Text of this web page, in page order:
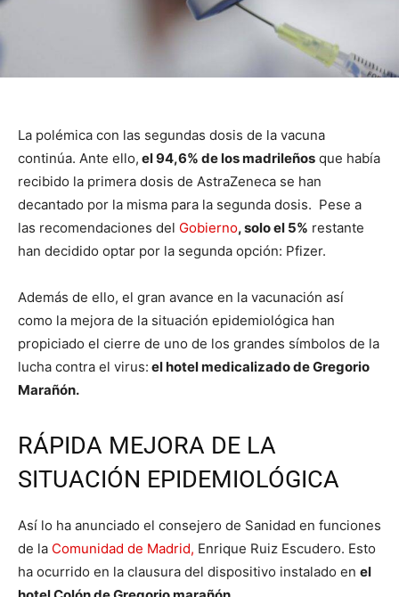
La polémica con las segundas dosis de la vacuna
continúa. Ante ello, el 94,6% de los madrileños que había
recibido la primera dosis de AstraZeneca se han
decantado por la misma para la segunda dosis. Pese a
las recomendaciones del Gobierno, solo el 5% restante
han decidido optar por la segunda opción: Pfizer.
Además de ello, el gran avance en la vacunación así
como la mejora de la situación epidemiológica han
propiciado el cierre de uno de los grandes símbolos de la
lucha contra el virus: el hotel medicalizado de Gregorio
Marañón.
RÁPIDA MEJORA DE LA
SITUACIÓN EPIDEMIOLÓGICA
Así lo ha anunciado el consejero de Sanidad en funciones
de la Comunidad de Madrid, Enrique Ruiz Escudero. Esto
ha ocurrido en la clausura del dispositivo instalado en el